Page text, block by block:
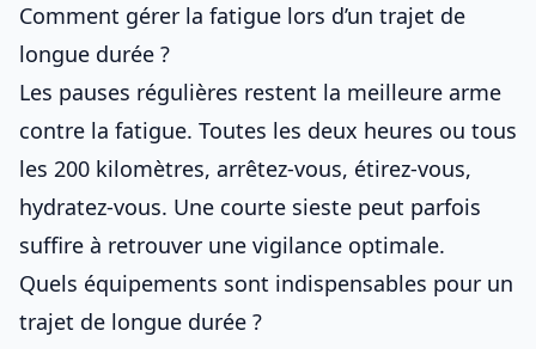
Comment gérer la fatigue lors d’un trajet de
longue durée ?
Les pauses régulières restent la meilleure arme
contre la fatigue. Toutes les deux heures ou tous
les 200 kilomètres, arrêtez-vous, étirez-vous,
hydratez-vous. Une courte sieste peut parfois
suffire à retrouver une vigilance optimale.
Quels équipements sont indispensables pour un
trajet de longue durée ?